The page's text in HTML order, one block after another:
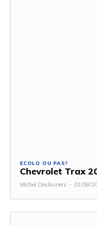
ECOLO OU PAS?
Chevrolet Trax
Michel Deslauriers - 01/08/